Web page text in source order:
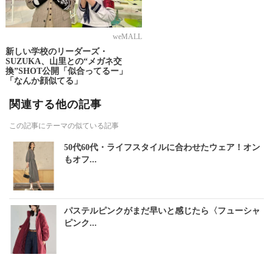
weMALL
新しい学校のリーダーズ・
SUZUKA、山里との“メガネ交
換”SHOT公開「似合ってるー」
「なんか顔似てる」
関連する他の記事
この記事にテーマの似ている記事
50代60代・ライフスタイルに合わせたウェア！オン
もオフ...
パステルピンクがまだ早いと感じたら〈フューシャ
ピンク...